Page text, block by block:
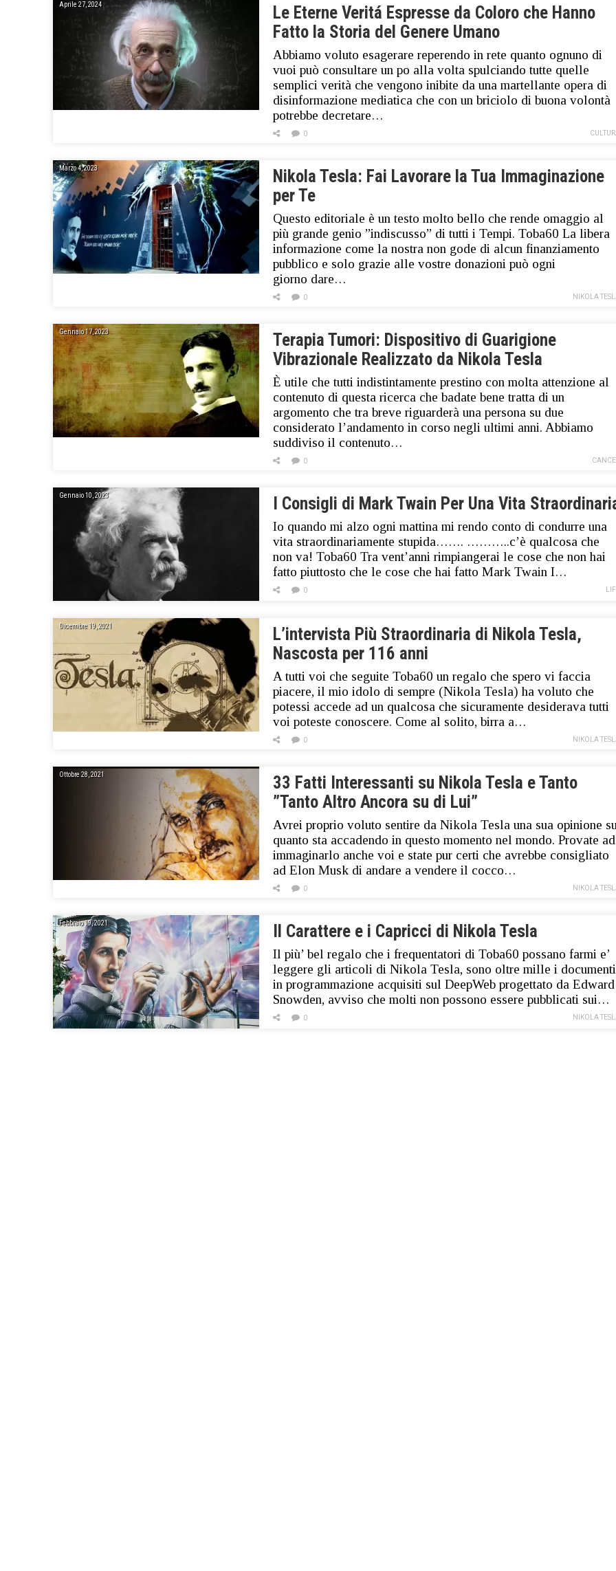
Aprile 27, 2024
Le Eterne Veritá Espresse da Coloro che Hanno
Fatto la Storia del Genere Umano
Abbiamo voluto esagerare reperendo in rete quanto ognuno di
vuoi può consultare un po alla volta spulciando tutte quelle
semplici verità che vengono inibite da una martellante opera di
disinformazione mediatica che con un briciolo di buona volontà
potrebbe decretare…
0
Marzo 4, 2023
Nikola Tesla: Fai Lavorare la Tua Immaginazione
per Te
Questo editoriale è un testo molto bello che rende omaggio al
più grande genio ”indiscusso” di tutti i Tempi. Toba60 La libera
informazione come la nostra non gode di alcun finanziamento
pubblico e solo grazie alle vostre donazioni può ogni
giorno dare…
NIKOLA
0
Gennaio 17, 2023
Terapia Tumori: Dispositivo di Guarigione
Vibrazionale Realizzato da Nikola Tesla
È utile che tutti indistintamente prestino con molta attenzione al
contenuto di questa ricerca che badate bene tratta di un
argomento che tra breve riguarderà una persona su due
considerato l’andamento in corso negli ultimi anni. Abbiamo
suddiviso il contenuto…
0
Gennaio 10, 2023 I Consigli di Mark Twain Per Una Vita
Io quando mi alzo ogni mattina mi rendo conto di condurre una
vita straordinariamente stupida……. ………..c’è qualcosa che
non va! Toba60 Tra vent’anni rimpiangerai le cose che non hai
fatto piuttosto che le cose che hai fatto Mark Twain I…
0
Dicembre 19, 2021
L’intervista Più Straordinaria di Nikola Tesla,
Nascosta per 116 anni
A tutti voi che seguite Toba60 un regalo che spero vi faccia
piacere, il mio idolo di sempre (Nikola Tesla) ha voluto che
potessi accede ad un qualcosa che sicuramente desiderava tutti
voi poteste conoscere. Come al solito, birra a…
NIKOLA
0
Ottobre 28, 2021
33 Fatti Interessanti su Nikola Tesla e Tanto
”Tanto Altro Ancora su di Lui”
Avrei proprio voluto sentire da Nikola Tesla una sua opinione
quanto sta accadendo in questo momento nel mondo. Provate ad
immaginarlo anche voi e state pur certi che avrebbe consigliato
ad Elon Musk di andare a vendere il cocco…
NIKOLA
0
Febbraio 19, 2021 Il Carattere e i Capricci di Nikola Tesla
Il più’ bel regalo che i frequentatori di Toba60 possano farmi e’
leggere gli articoli di Nikola Tesla, sono oltre mille i documenti
in programmazione acquisiti sul DeepWeb progettato da Edward
Snowden, avviso che molti non possono essere pubblicati sui…
NIKOLA
0